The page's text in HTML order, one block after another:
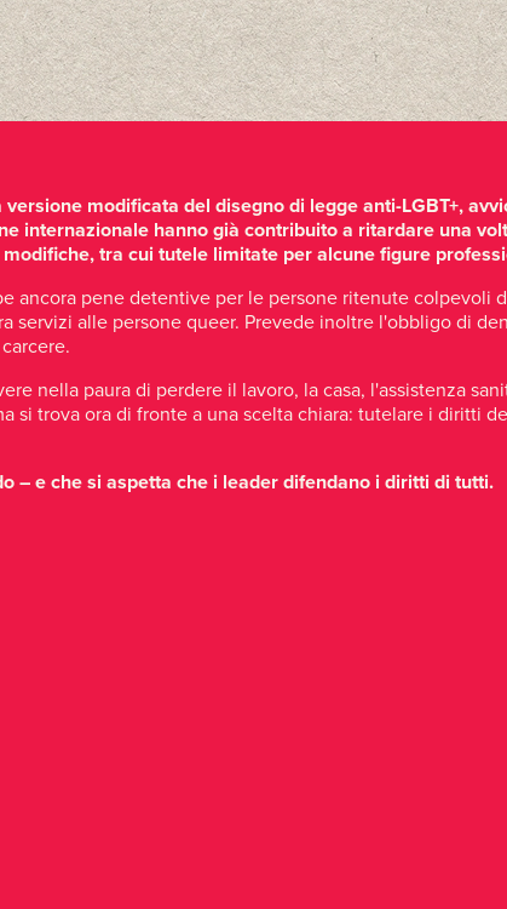
modificata del disegno di legge anti-LGBT+,
internazionale hanno già contribuito a ritardare una
tra cui tutele limitate per alcune figure
ancora pene detentive per le persone ritenute colpevoli
servizi alle persone queer. Prevede inoltre l'obbligo di
nella paura di perdere il lavoro, la casa, l'assistenza
si trova ora di fronte a una scelta chiara: tutelare i diritti
– e che si aspetta che i leader difendano i diritti di tutti.